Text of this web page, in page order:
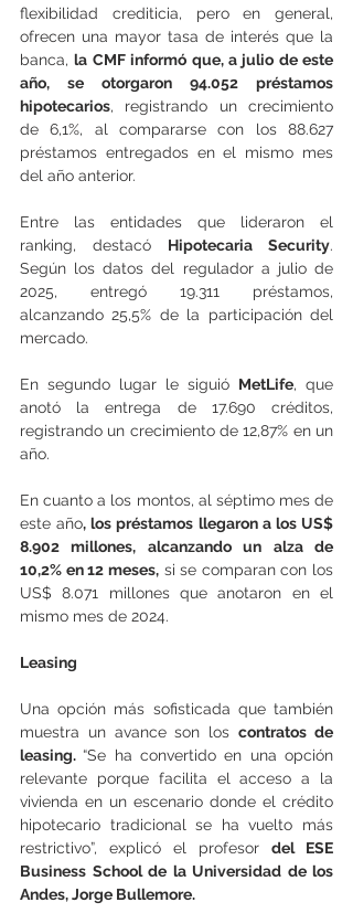
flexibilidad crediticia, pero en general,
ofrecen una mayor tasa de interés que la
banca, la CMF informó que, a julio de este
año, se otorgaron 94.052 préstamos
hipotecarios, registrando un crecimiento
de 6,1%, al compararse con los 88.627
préstamos entregados en el mismo mes
del año anterior.
Entre las entidades que lideraron el
ranking, destacó Hipotecaria Security.
Según los datos del regulador a julio de
2025, entregó 19.311 préstamos,
alcanzando 25,5% de la participación del
mercado.
En segundo lugar le siguió MetLife, que
anotó la entrega de 17.690 créditos,
registrando un crecimiento de 12,87% en un
año.
En cuanto a los montos, al séptimo mes de
este año, los préstamos llegaron a los US$
8.902 millones, alcanzando un alza de
10,2% en 12 meses, si se comparan con los
US$ 8.071 millones que anotaron en el
mismo mes de 2024.
Leasing
Una opción más sofisticada que también
muestra un avance son los contratos de
leasing. “Se ha convertido en una opción
relevante porque facilita el acceso a la
vivienda en un escenario donde el crédito
hipotecario tradicional se ha vuelto más
restrictivo”, explicó el profesor del ESE
Business School de la Universidad de los
Andes, Jorge Bullemore.